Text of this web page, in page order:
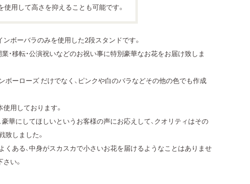
使用して高さを抑えることも可能です。
ンボーバラのみを使用した2段スタンドです。
業・移転・公演祝いなどのお祝い事に特別豪華なお花をお届け致しま
ボーローズ だけでなく、ピンクや白のバラなどその他の色でも作成
用しております。
豪華にしてほしいというお客様の声にお応えして、クオリティはその
致しました。
くある、中身がスカスカで小さいお花を届けるようなことはありませ
い。